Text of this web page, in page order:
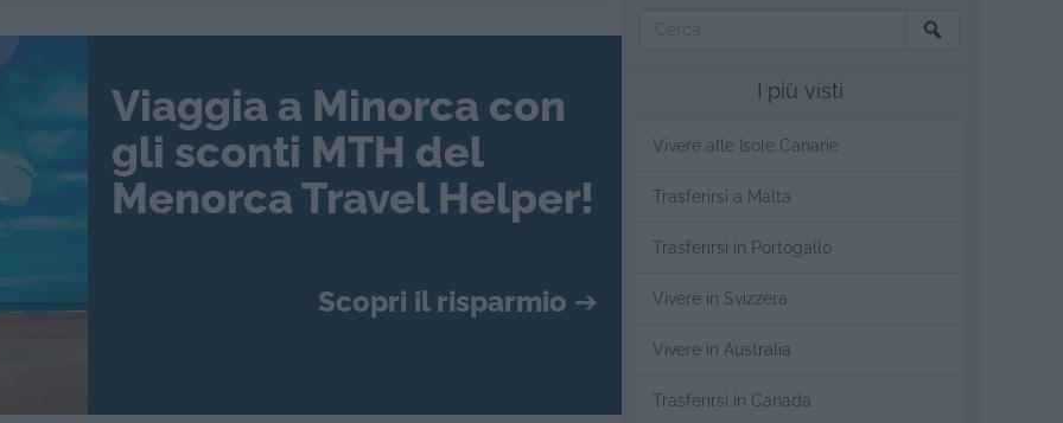
Viaggia a Minorca con
gli sconti MTH del
Menorca Travel Helper!
Scopri il risparmio ➔
I più visti
Vivere alle Isole Canarie
Trasferirsi a Malta
Trasferirsi in Portogallo
Vivere in Svizzera
Vivere in Australia
Trasferirsi in Canada